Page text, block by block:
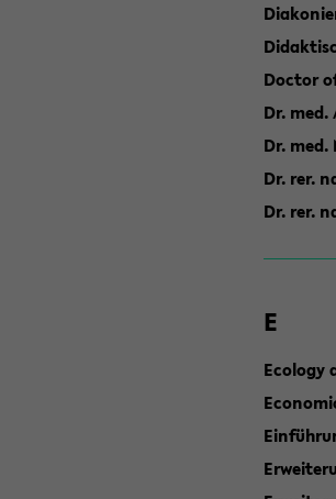
Doctor
Dr.
Dr. med.
Dr. rer.
Dr. rer.
E
Ecology